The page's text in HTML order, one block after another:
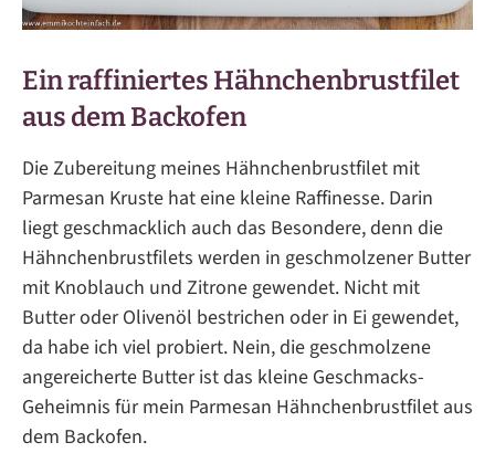
Ein raffiniertes Hähnchenbrustfilet
aus dem Backofen
Die Zubereitung meines Hähnchenbrustfilet mit
Parmesan Kruste hat eine kleine Raffinesse. Darin
liegt geschmacklich auch das Besondere, denn die
Hähnchenbrustfilets werden in geschmolzener Butter
mit Knoblauch und Zitrone gewendet. Nicht mit
Butter oder Olivenöl bestrichen oder in Ei gewendet,
da habe ich viel probiert. Nein, die geschmolzene
angereicherte Butter ist das kleine Geschmacks-
Geheimnis für mein Parmesan Hähnchenbrustfilet aus
dem Backofen.